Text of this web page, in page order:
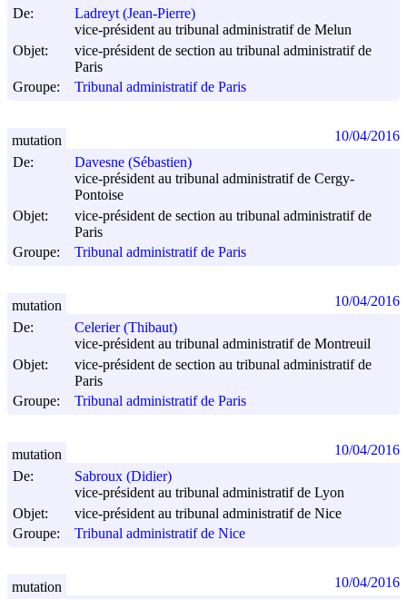
De:
Ladreyt (Jean-Pierre)
vice-président au tribunal administratif de Melun
Objet:
vice-président de section au tribunal administratif de
Paris
Groupe:
Tribunal administratif de Paris
De:
Davesne (Sébastien)
vice-président au tribunal administratif de Cergy-
Pontoise
Objet:
vice-président de section au tribunal administratif de
Paris
Groupe:
Tribunal administratif de Paris
mutation 10/04/2016
De:
Celerier (Thibaut)
vice-président au tribunal administratif de Montreuil
Objet:
vice-président de section au tribunal administratif de
Paris
Groupe:
Tribunal administratif de Paris
mutation 10/04/2016
De:
Sabroux (Didier)
vice-président au tribunal administratif de Lyon
Objet:
vice-président au tribunal administratif de Nice
Groupe:
Tribunal administratif de Nice
mutation 10/04/2016
mutation 10/04/2016